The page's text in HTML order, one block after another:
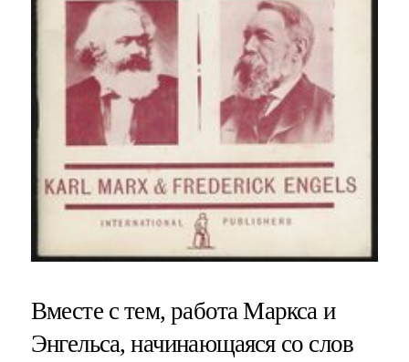
Вместе с тем, работа Маркса и
Энгельса, начинающаяся со слов